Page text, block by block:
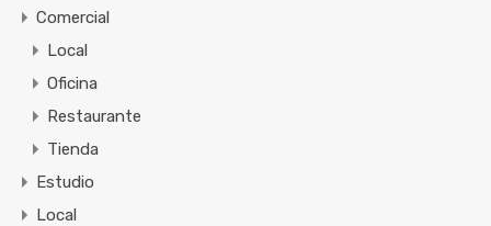
Comercial
Local
Oficina
Restaurante
Tienda
Estudio
Local